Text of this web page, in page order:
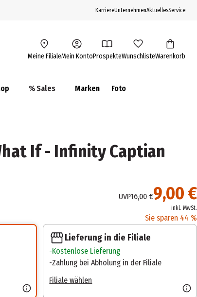
KarriereUnternehmenAktuellesService
Meine FilialeMein KontoProspekteWunschlisteWarenkorb
% Sales Marken Foto
If - Infinity Captian
9,00 €
UVP16,00 €
inkl. MwSt.
Sie sparen 44 %
Lieferung in die Filiale
Kostenlose Lieferung
Zahlung bei Abholung in der Filiale
Filiale wählen